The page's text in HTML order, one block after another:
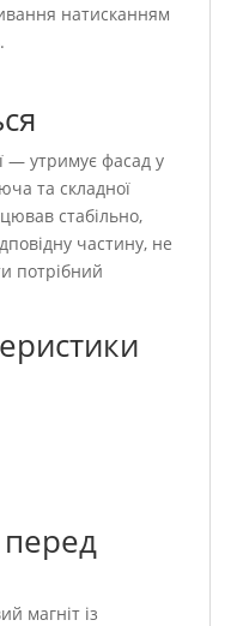
натисканням
— утримує фасад у
та складної
стабільно,
частину, не
потрібний
магніт із